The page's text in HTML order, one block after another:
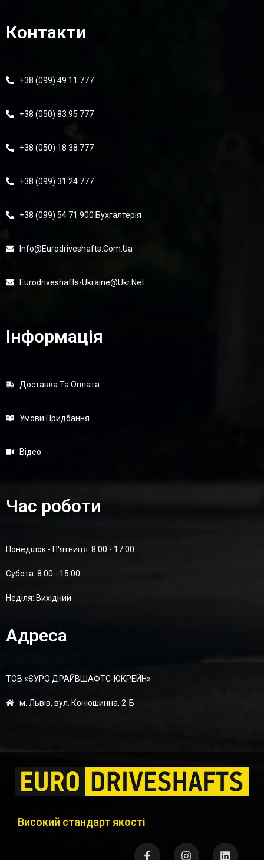
Контакти
+38 (099) 49 11 777
+38 (050) 83 95 777
+38 (050) 18 38 777
+38 (099) 31 24 777
+38 (099) 54 71 900 Бухгалтерія
Info@eurodriveshafts.com.ua
Eurodriveshafts-Ukraine@ukr.net
Інформація
Доставка Та Оплата
Умови Придбання
Відео
Час роботи
Понеділок - П'ятниця: 8:00 - 17:00
Суботa: 8:00 - 15:00
Неділя: Вихідний
Адреса
ТОВ «ЄУРО ДРАЙВШАФТC-ЮКРЕЙН»
м. Львів, вул. Конюшинна, 2-Б
Високий стандарт якості